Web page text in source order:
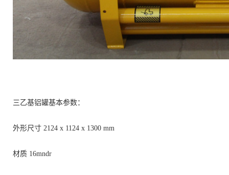
三乙基铝罐基本参数：
外形尺寸 2124 x 1124 x 1300 mm
材质 16mndr